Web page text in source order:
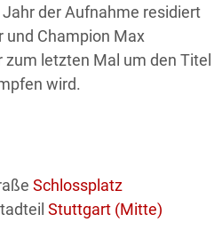
der Aufnahme residiert
und Champion Max
letzten Mal um den Titel
wird.
Schlossplatz
Stuttgart (Mitte)